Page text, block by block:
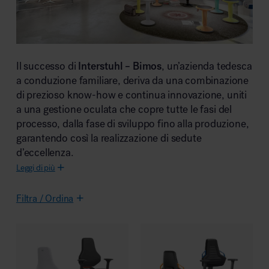
Area lounge e attesa
Il successo di Interstuhl – Bimos, un’azienda tedesca
a conduzione familiare, deriva da una combinazione
di prezioso know-how e continua innovazione, uniti
a una gestione oculata che copre tutte le fasi del
processo, dalla fase di sviluppo fino alla produzione,
garantendo così la realizzazione di sedute
d’eccellenza.
Leggi di più
Filtra / Ordina